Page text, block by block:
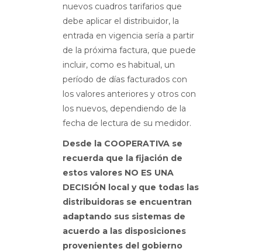
nuevos cuadros tarifarios que
debe aplicar el distribuidor, la
entrada en vigencia sería a partir
de la próxima factura, que puede
incluir, como es habitual, un
período de días facturados con
los valores anteriores y otros con
los nuevos, dependiendo de la
fecha de lectura de su medidor.
Desde la COOPERATIVA se
recuerda que la fijación de
estos valores NO ES UNA
DECISIÓN local y que todas las
distribuidoras se encuentran
adaptando sus sistemas de
acuerdo a las disposiciones
provenientes del gobierno